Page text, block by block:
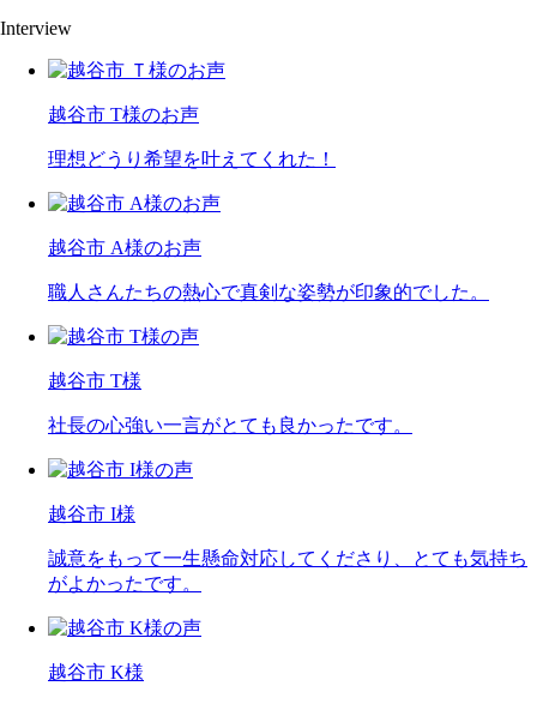
Interview
越谷市 T様のお声
理想どうり希望を叶えてくれた！
越谷市 A様のお声
職人さんたちの熱心で真剣な姿勢が印象的でした。
越谷市 T様
社長の心強い一言がとても良かったです。
越谷市 I様
誠意をもって一生懸命対応してくださり、とても気持ち
がよかったです。
越谷市 K様